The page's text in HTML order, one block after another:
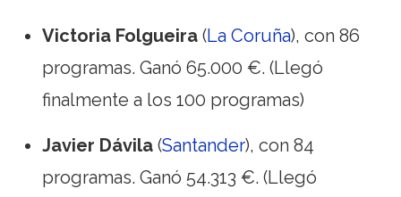
Victoria Folgueira (La Coruña), con 86
programas. Ganó 65.000 €. (Llegó
finalmente a los 100 programas)
Javier Dávila (Santander), con 84
programas. Ganó 54.313 €. (Llegó